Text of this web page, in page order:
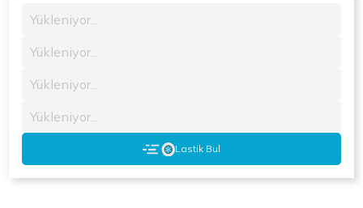
Yükleniyor...
Yükleniyor...
Yükleniyor...
Yükleniyor...
Lastik Bul